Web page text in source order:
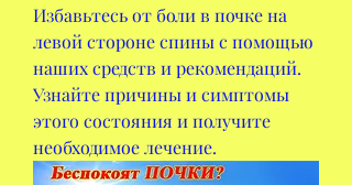
Избавьтесь от боли в почке на
левой стороне спины с помощью
наших средств и рекомендаций.
Узнайте причины и симптомы
этого состояния и получите
необходимое лечение.